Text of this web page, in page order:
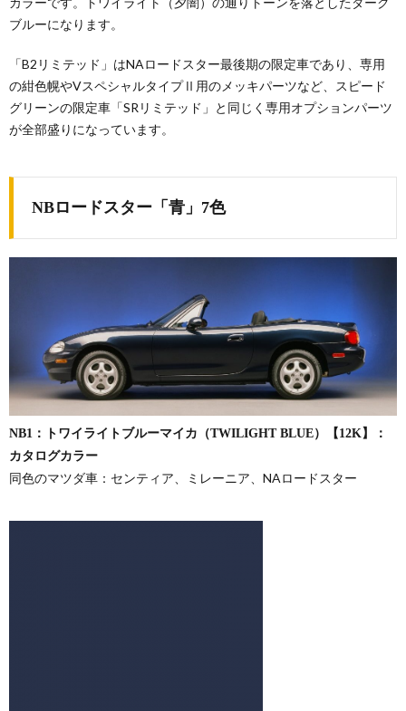
ブルーになります。
「B2リミテッド」はNAロードスター最後期の限定車であり、専用
の紺色幌やVスペシャルタイプⅡ用のメッキパーツなど、スピード
グリーンの限定車「SRリミテッド」と同じく専用オプションパーツ
が全部盛りになっています。
NBロードスター「青」7色
NB1：トワイライトブルーマイカ（TWILIGHT BLUE）【12K】：
カタログカラー
同色のマツダ車：センティア、ミレーニア、NAロードスター